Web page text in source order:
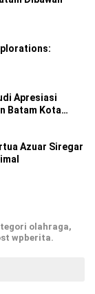
Apresiasi
Batam Kota
Azuar Siregar
olahraga,
wpberita.